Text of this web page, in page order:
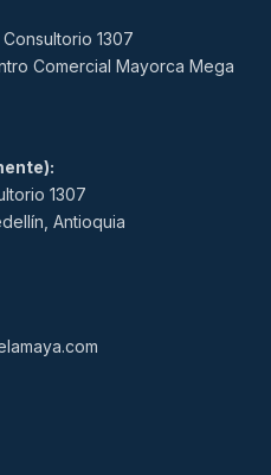
1307
Comercial Mayorca Mega
1307
Antioquia